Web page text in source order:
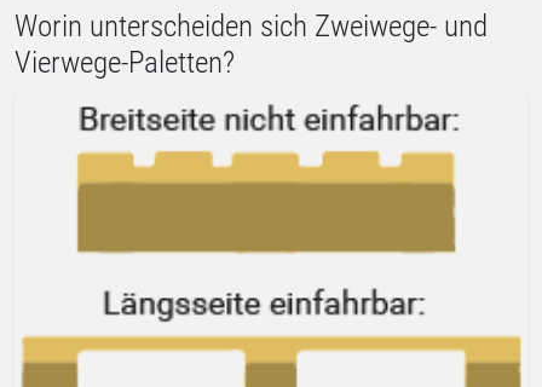
Worin unterscheiden sich Zweiwege- und
Vierwege-Paletten?